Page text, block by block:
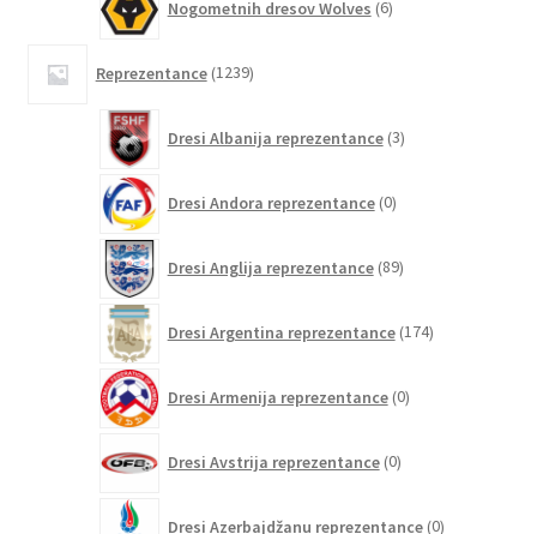
Nogometnih dresov Wolves 6izdelkov
Reprezentance 1239izdelkov
Dresi Albanija reprezentance 3izdelki
Dresi Andora reprezentance 0izdelkov
Dresi Anglija reprezentance 89izdelkov
Dresi Argentina reprezentance 174izdelkov
Dresi Armenija reprezentance 0izdelkov
Dresi Avstrija reprezentance 0izdelkov
Dresi Azerbajdžanu reprezentance 0